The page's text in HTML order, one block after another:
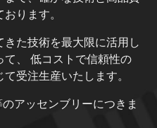
ります。
た技術を最大限に活用し
、 低コストで信頼性の
受注生産いたします。
アッセンブリーにつきま